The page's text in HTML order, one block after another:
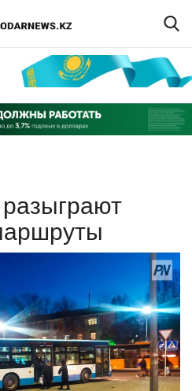
Регистрация